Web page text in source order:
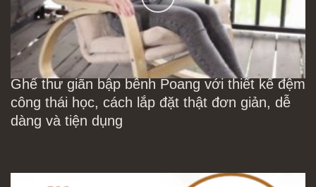
Ghế thư giãn bập bênh Poang với thiết kế đệm
công thái học, cách lắp đặt thật đơn giản, dễ
dàng và tiện dụng